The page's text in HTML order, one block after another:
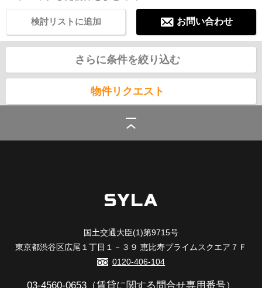
お問い合わせ
検討リストに追加
さらに条件を絞り込む
物件リクエスト
東急電鉄東急東横線
国土交通大臣(1)第9715号
東京都渋谷区広尾１丁目１－３９ 恵比寿プライムスクエア７Ｆ
0120-406-104
03-4560-0653（賃貸に関する問合せ専用番号）